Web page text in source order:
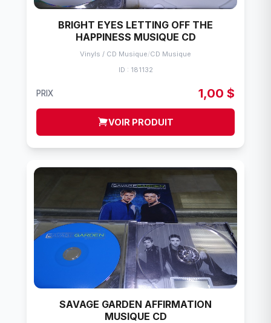
BRIGHT EYES LETTING OFF THE
HAPPINESS MUSIQUE CD
Vinyls / CD Musique/CD Musique
ID : 181132
PRIX 1,00 $
VOIR PRODUIT
SAVAGE GARDEN AFFIRMATION
MUSIQUE CD